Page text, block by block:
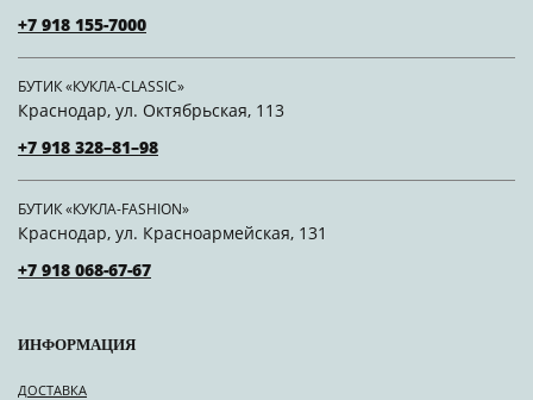
+7 918 155-7000
БУТИК «КУКЛА-CLASSIC»
Краснодар, ул. Октябрьская, 113
+7 918 328–81–98
БУТИК «КУКЛА-FASHION»
Краснодар, ул. Красноармейская, 131
+7 918 068-67-67
ИНФОРМАЦИЯ
ДОСТАВКА